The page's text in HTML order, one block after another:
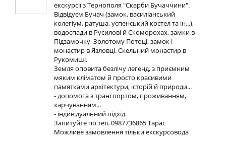
екскурсії з Тернополя "Скарби Бучаччини".
Відвідуєм Бучач (замок, василіанський
колегіум, ратуша, успенський костел та ін...),
водоспади в Русилові й Скоморохах, замки в
Підзамочку, Золотому Потоці, замок і
монастир в Язловці. Скельний монастир в
Рукомиші.
Земля оповита безлічу легенд, з приємним
мяким кліматом й просто красивими
памятками архітектури, історій й природи...
- допомога з транспортом, проживанням,
харчуванням...
- індивідуальний підхід.
Запитуйте по тел. 0987736865 Тарас
Можливе замовлення тільки екскурсовода